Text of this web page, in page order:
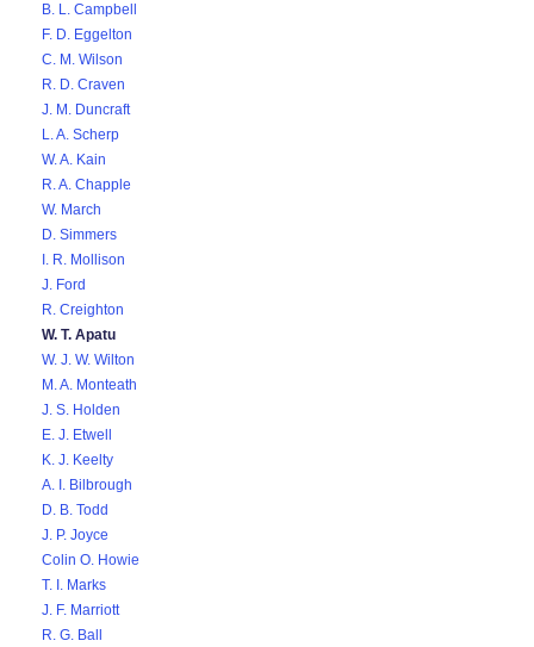
B. L. Campbell
F. D. Eggelton
C. M. Wilson
R. D. Craven
J. M. Duncraft
L. A. Scherp
W. A. Kain
R. A. Chapple
W. March
D. Simmers
I. R. Mollison
J. Ford
R. Creighton
W. T. Apatu
W. J. W. Wilton
M. A. Monteath
J. S. Holden
E. J. Etwell
K. J. Keelty
A. I. Bilbrough
D. B. Todd
J. P. Joyce
Colin O. Howie
T. I. Marks
J. F. Marriott
R. G. Ball